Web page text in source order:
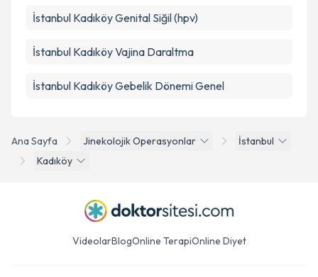
Ana Sayfa Jinekolojik Operasyonlar
İstanbul
Kadıköy
İstanbul Kadıköy Genital Siğil (hpv)
İstanbul Kadıköy Vajina Daraltma
İstanbul Kadıköy Gebelik Dönemi Genel
VideolarBlogOnline TerapiOnline Diyet